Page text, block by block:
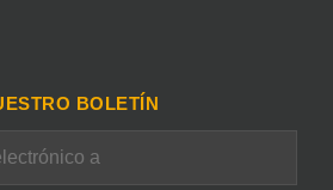
BOLETÍN